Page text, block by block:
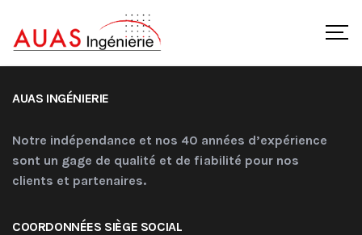
AUAS INGÉNIERIE
Notre indépendance et nos 40 années d’expérience
sont un gage de qualité et de fiabilité pour nos
clients et partenaires.
COORDONNÉES SIÈGE SOCIAL